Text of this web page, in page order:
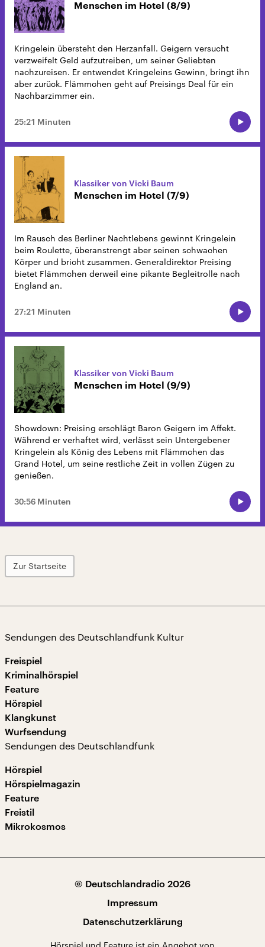
Menschen im Hotel (8/9)
Kringelein übersteht den Herzanfall. Geigern versucht
verzweifelt Geld aufzutreiben, um seiner Geliebten
nachzureisen. Er entwendet Kringeleins Gewinn, bringt ihn
aber zurück. Flämmchen geht auf Preisings Deal für ein
Nachbarzimmer ein.
25:21 Minuten
Klassiker von Vicki Baum
Menschen im Hotel (7/9)
Im Rausch des Berliner Nachtlebens gewinnt Kringelein
beim Roulette, überanstrengt aber seinen schwachen
Körper und bricht zusammen. Generaldirektor Preising
bietet Flämmchen derweil eine pikante Begleitrolle nach
England an.
27:21 Minuten
Klassiker von Vicki Baum
Menschen im Hotel (9/9)
Showdown: Preising erschlägt Baron Geigern im Affekt.
Während er verhaftet wird, verlässt sein Untergebener
Kringelein als König des Lebens mit Flämmchen das
Grand Hotel, um seine restliche Zeit in vollen Zügen zu
genießen.
30:56 Minuten
Zur Startseite
Sendungen des Deutschlandfunk Kultur
Freispiel
Kriminalhörspiel
Feature
Hörspiel
Klangkunst
Wurfsendung
Sendungen des Deutschlandfunk
Hörspiel
Hörspielmagazin
Feature
Freistil
Mikrokosmos
© Deutschlandradio 2026
Impressum
Datenschutzerklärung